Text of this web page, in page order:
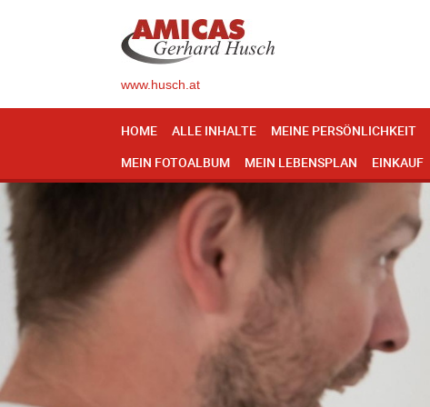
www.husch.at
HOME ALLE INHALTE MEINE PERSÖNLICHKEIT
MEIN FOTOALBUM
MEIN LEBENSPLAN EINKAUF